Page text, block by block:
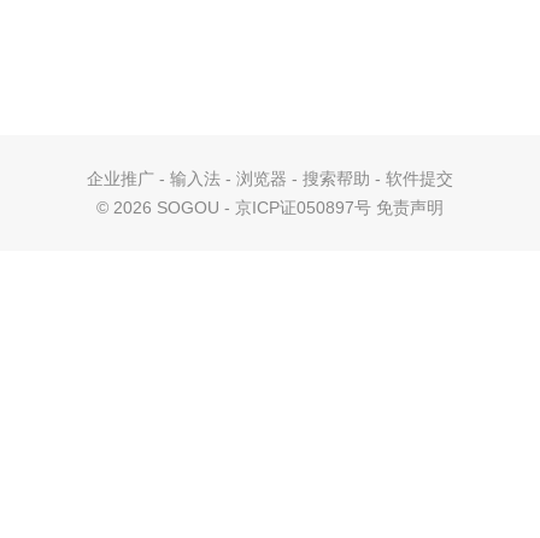
企业推广 - 输入法 - 浏览器 - 搜索帮助 - 软件提交
© 2026 SOGOU - 京ICP证050897号 免责声明